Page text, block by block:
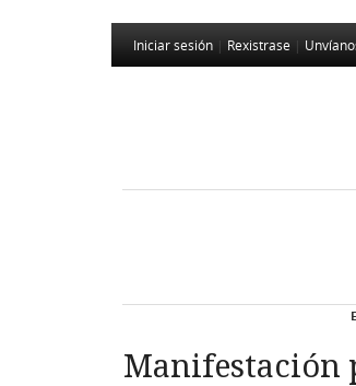
Iniciar sesión Rexistrase
Manifestación